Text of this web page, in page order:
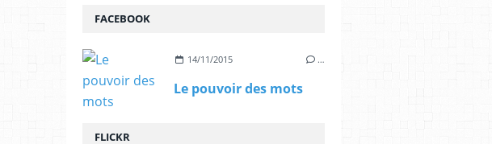
FACEBOOK
14/11/2015 …
Le pouvoir des mots
FLICKR